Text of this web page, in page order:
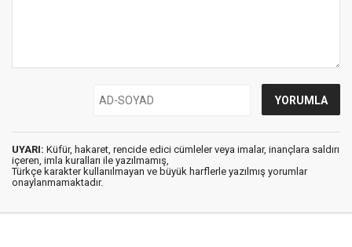
UYARI: Küfür, hakaret, rencide edici cümleler veya imalar, inançlara saldırı
içeren, imla kuralları ile yazılmamış,
Türkçe karakter kullanılmayan ve büyük harflerle yazılmış yorumlar
onaylanmamaktadır.